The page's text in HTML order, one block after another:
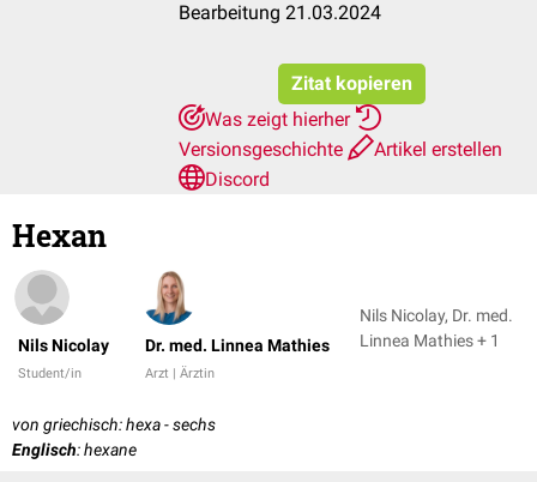
Bearbeitung 21.03.2024
Zitat kopieren
Was zeigt hierher
Versionsgeschichte
Artikel erstellen
Discord
Hexan
Nils Nicolay
Student/in
Dr. med. Linnea Mathies
Arzt | Ärztin
Nils Nicolay, Dr. med.
Linnea Mathies + 1
von griechisch: hexa - sechs
Englisch: hexane